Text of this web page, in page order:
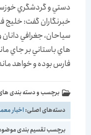
دستي و گردشگري
خبرنگاران گفت: خليج
سياحان، جغرافي دانان
هاي باستاني بر جاي
فارس بوده و خواهد
برچسب و دسته بندی های
دسته‌های اصلی:اخبار
برچسب تقسیم بندی